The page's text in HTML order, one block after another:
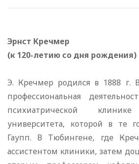
Эрнст Кречмер
(к 120-летию со дня рождения)
Э. Кречмер родился в 1888 г. В
профессиональная
психиатрической клинике
университета, которой в те
Гаупп. В Тюбингене, где
ассистентом клиники, затем